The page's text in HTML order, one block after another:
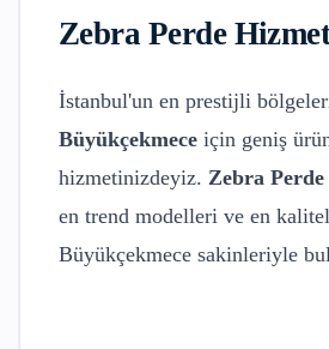
Zebra Perde
İstanbul'un en prestijli
Büyükçekmece için geniş
hizmetinizdeyiz. Zebra Perde
en trend modelleri ve en
Büyükçekmece sakinleriyle